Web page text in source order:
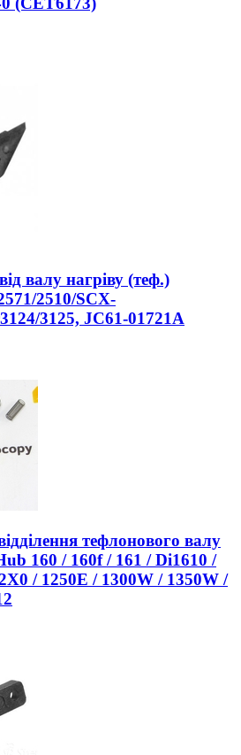
валу нагріву (теф.)
2510/SCX-
3125, JC61-01721A
тефлонового валу
160 / 160f / 161 / Di1610 /
/ 1250E / 1300W / 1350W /